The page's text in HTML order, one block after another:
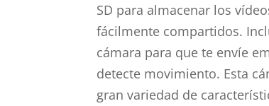
SD para almacenar los
fácilmente compartidos.
cámara para que te envíe
detecte movimiento. Esta
gran variedad de